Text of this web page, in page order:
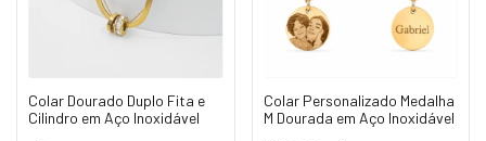
Colar Dourado Duplo Fita e
Cilindro em Aço Inoxidável
Colar Personalizado Medalha
M Dourada em Aço Inoxidável